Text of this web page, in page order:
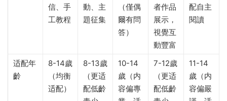
信、手
工教程
動、主
題征集
（僅偶
爾有問
答）
者作品
展示，
視覺互
動豐富
配自主
閱讀
适配年
齡
8-14歲
（均衡
适配）
8-13歲
（更适
配低齡
10-14
歲（内
容偏專
7-12歲
（更适
配低齡
11-14
歲（内
容偏嚴